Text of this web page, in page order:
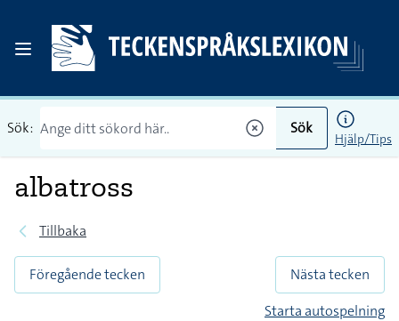
Sök: Sök
Hjälp/Tips
albatross
Tillbaka
Föregående tecken
Nästa tecken
Starta autospelning